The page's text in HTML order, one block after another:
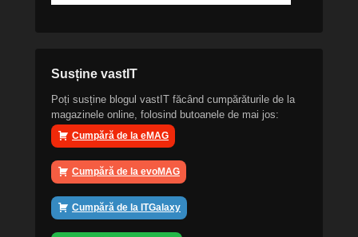
Susține vastIT
Poți susține blogul vastIT făcând cumpărăturile de la
magazinele online, folosind butoanele de mai jos:
Cumpără de la eMAG
Cumpără de la evoMAG
Cumpără de la ITGalaxy